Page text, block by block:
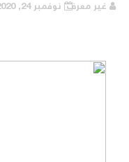
غير معرف نوفمبر 24, 2020